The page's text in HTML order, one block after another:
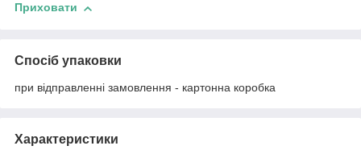
Приховати
Спосіб упаковки
при відправленні замовлення - картонна коробка
Характеристики